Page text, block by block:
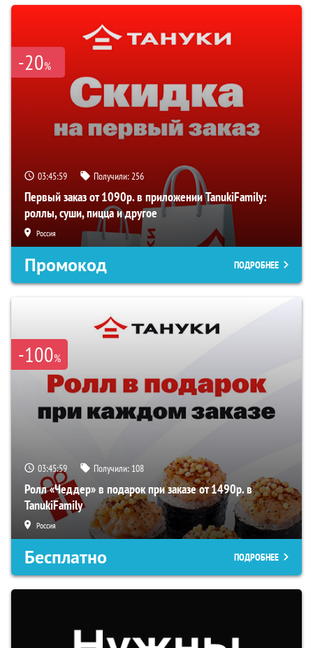
-20%
03:45:58 Получили:256
Первый заказ от 1090р. в приложении TanukiFamily:
роллы, суши, пицца и другое
Россия
Промокод ПОДРОБНЕЕ
-100%
03:45:58 Получили: 108
Ролл «Чеддер» в подарок при заказе от 1490р. в
TanukiFamily
Россия
Бесплатно ПОДРОБНЕЕ